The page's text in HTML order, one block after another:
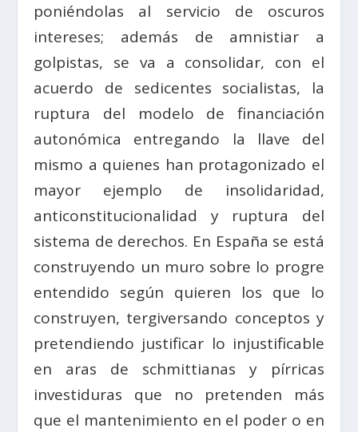
poniéndolas al servicio de oscuros
intereses; además de amnistiar a
golpistas, se va a consolidar, con el
acuerdo de sedicentes socialistas, la
ruptura del modelo de financiación
autonómica entregando la llave del
mismo a quienes han protagonizado el
mayor ejemplo de insolidaridad,
anticonstitucionalidad y ruptura del
sistema de derechos. En España se está
construyendo un muro sobre lo progre
entendido según quieren los que lo
construyen, tergiversando conceptos y
pretendiendo justificar lo injustificable
en aras de schmittianas y pírricas
investiduras que no pretenden más
que el mantenimiento en el poder o en